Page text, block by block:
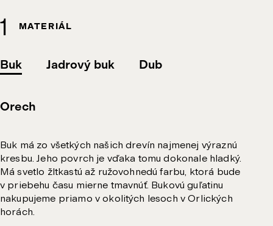
MATERIÁL
Buk Jadrový buk Dub
Orech
Buk má zo všetkých našich drevín najmenej výraznú
kresbu. Jeho povrch je vďaka tomu dokonale hladký.
Má svetlo žltkastú až ružovohnedú farbu, ktorá bude
v priebehu času mierne tmavnúť. Bukovú guľatinu
nakupujeme priamo v okolitých lesoch v Orlických
horách.